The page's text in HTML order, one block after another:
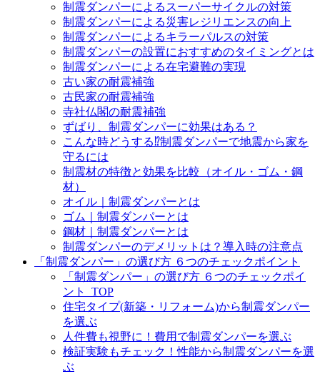
制震ダンパーによるスーパーサイクルの対策
制震ダンパーによる災害レジリエンスの向上
制震ダンパーによるキラーパルスの対策
制震ダンパーの設置におすすめのタイミングとは
制震ダンパーによる在宅避難の実現
古い家の耐震補強
古民家の耐震補強
寺社仏閣の耐震補強
ずばり、制震ダンパーに効果はある？
こんな時どうする⁉制震ダンパーで地震から家を
守るには
制震材の特徴と効果を比較（オイル・ゴム・鋼
材）
オイル｜制震ダンパーとは
ゴム｜制震ダンパーとは
鋼材｜制震ダンパーとは
制震ダンパーのデメリットは？導入時の注意点
「制震ダンパー」の選び方 ６つのチェックポイント
「制震ダンパー」の選び方 ６つのチェックポイ
ント_TOP
住宅タイプ(新築・リフォーム)から制震ダンパー
を選ぶ
人件費も視野に！費用で制震ダンパーを選ぶ
検証実験もチェック！性能から制震ダンパーを選
ぶ